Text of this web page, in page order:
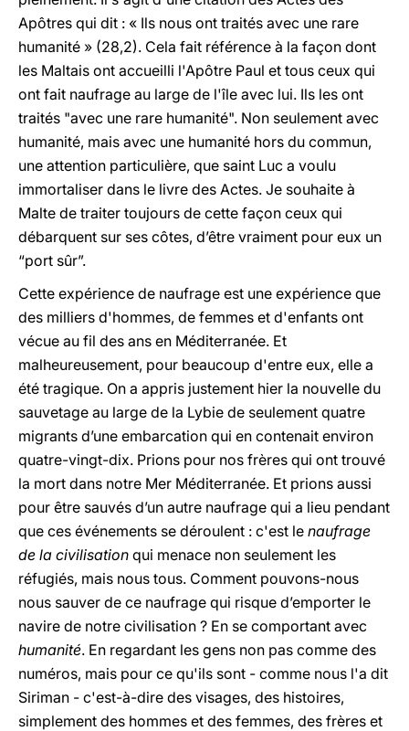
Apôtres qui dit : « Ils nous ont traités avec une rare
humanité » (28,2). Cela fait référence à la façon dont
les Maltais ont accueilli l'Apôtre Paul et tous ceux qui
ont fait naufrage au large de l'île avec lui. Ils les ont
traités "avec une rare humanité". Non seulement avec
humanité, mais avec une humanité hors du commun,
une attention particulière, que saint Luc a voulu
immortaliser dans le livre des Actes. Je souhaite à
Malte de traiter toujours de cette façon ceux qui
débarquent sur ses côtes, d’être vraiment pour eux un
“port sûr”.
Cette expérience de naufrage est une expérience que
des milliers d'hommes, de femmes et d'enfants ont
vécue au fil des ans en Méditerranée. Et
malheureusement, pour beaucoup d'entre eux, elle a
été tragique. On a appris justement hier la nouvelle du
sauvetage au large de la Lybie de seulement quatre
migrants d’une embarcation qui en contenait environ
quatre-vingt-dix. Prions pour nos frères qui ont trouvé
la mort dans notre Mer Méditerranée. Et prions aussi
pour être sauvés d’un autre naufrage qui a lieu pendant
que ces événements se déroulent : c'est le naufrage
de la civilisation qui menace non seulement les
réfugiés, mais nous tous. Comment pouvons-nous
nous sauver de ce naufrage qui risque d’emporter le
navire de notre civilisation ? En se comportant avec
humanité. En regardant les gens non pas comme des
numéros, mais pour ce qu'ils sont - comme nous l'a dit
Siriman - c'est-à-dire des visages, des histoires,
simplement des hommes et des femmes, des frères et